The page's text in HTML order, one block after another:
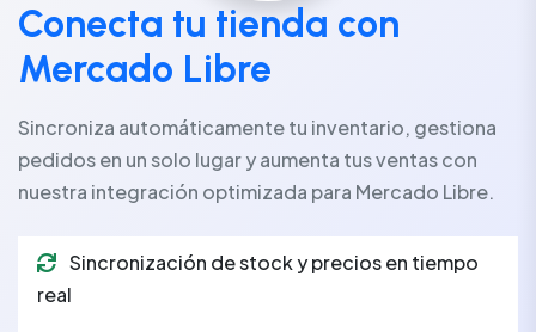
Conecta tu tienda con
Mercado Libre
Sincroniza automáticamente tu inventario, gestiona
pedidos en un solo lugar y aumenta tus ventas con
nuestra integración optimizada para Mercado Libre.
Sincronización de stock y precios en tiempo
real